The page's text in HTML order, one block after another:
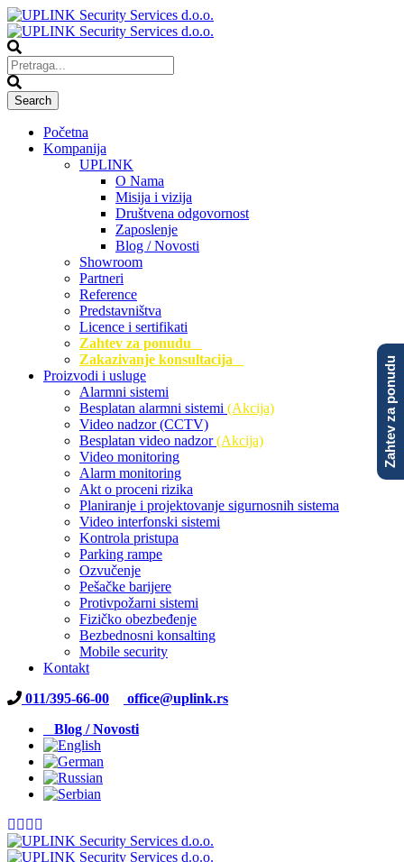
Početna
Kompanija
UPLINK
O Nama
Misija i vizija
Društvena odgovornost
Zaposlenje
Blog / Novosti
Showroom
Partneri
Reference
Predstavništva
Licence i sertifikati
Zahtev za ponudu
Zakazivanje konsultacija
Proizvodi i usluge
Alarmni sistemi
Besplatan alarmni sistemi (Akcija)
Video nadzor (CCTV)
Besplatan video nadzor(Akcija)
Video monitoring
Alarm monitoring
Akt o proceni rizika
Planiranje i projektovanje sigurnosnih sistema
Video interfonski sistemi
Kontrola pristupa
Parking rampe
Ozvučenje
Pešačke barijere
Protivpožarni sistemi
Fizičko obezbeđenje
Bezbednosni konsalting
Mobile security
Kontakt
011/395-66-00
office@uplink.rs
Blog / Novosti
Zahtev za ponudu